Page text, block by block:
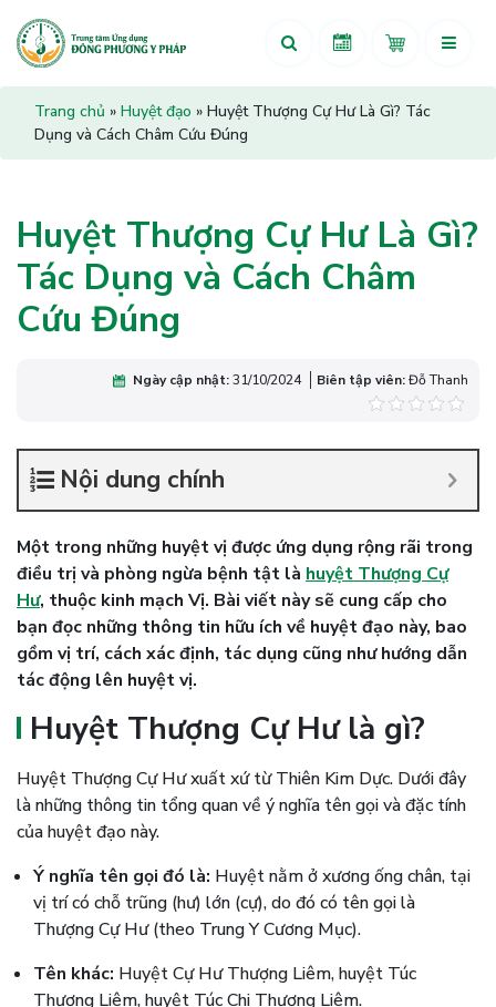
Trang chủ » Huyệt đạo » Huyệt Thượng Cự Hư Là Gì? Tác
Dụng và Cách Châm Cứu Đúng
Huyệt Thượng Cự Hư Là Gì?
Tác Dụng và Cách Châm
Cứu Đúng
Ngày cập nhật:31/10/2024 Biên tập viên:Đỗ Thanh
Nội dung chính
Một trong những huyệt vị được ứng dụng rộng rãi trong
điều trị và phòng ngừa bệnh tật là huyệt Thượng Cự
Hư, thuộc kinh mạch Vị. Bài viết này sẽ cung cấp cho
bạn đọc những thông tin hữu ích về huyệt đạo này, bao
gồm vị trí, cách xác định, tác dụng cũng như hướng dẫn
tác động lên huyệt vị.
Huyệt Thượng Cự Hư là gì?
Huyệt Thượng Cự Hư xuất xứ từ Thiên Kim Dực. Dưới đây
là những thông tin tổng quan về ý nghĩa tên gọi và đặc tính
của huyệt đạo này.
Ý nghĩa tên gọi đó là: Huyệt nằm ở xương ống chân, tại
vị trí có chỗ trũng (hư) lớn (cự), do đó có tên gọi là
Thượng Cự Hư (theo Trung Y Cương Mục).
Tên khác: Huyệt Cự Hư Thượng Liêm, huyệt Túc
Thượng Liêm, huyệt Túc Chi Thượng Liêm.